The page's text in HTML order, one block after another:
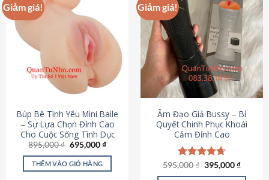
nhiều
biến
thể.
chọn
thể
chọn
trên
trang
sản
phẩm
Giảm giá!
Búp Bê Tình Yêu Mini Baile
– Sự Lựa Chọn Đỉnh Cao
Cho Cuộc Sống Tình Dục
895,000₫ Giá
là:
895,000 ₫.
695,000₫Giá
tại
THÊM VÀO GIỎ HÀNG
Giảm giá!
Âm Đạo Giả Bussy – Bí
Quyết Chinh Phục Khoái
Cảm Đỉnh Cao
Được xếp
hạng4.64
595,000₫ Giá
395,000₫Giá